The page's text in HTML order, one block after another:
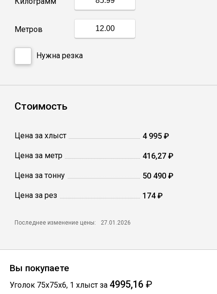
Швеллер
Сетка кладочная
Проволока
Метров
Нужна резка
Стоимость
Цена за хлыст 4 995 ₽
Цена за метр 416,27 ₽
Цена за тонну 50 490 ₽
Цена за рез 174 ₽
Последнее изменение цены: 27.01.2026
Вы покупаете
Уголок 75х75х6, 1 хлыст за 4995,16 ₽